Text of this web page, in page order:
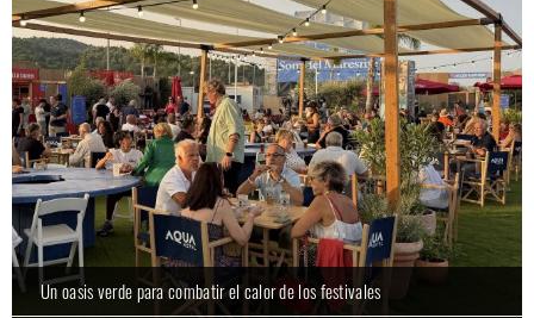
Un oasis verde para combatir el calor de los festivales